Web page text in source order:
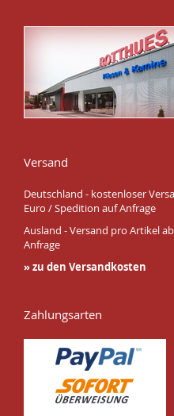
Versand
Deutschland - kostenloser
Euro / Spedition auf Anfrage
Ausland - Versand pro Artikel
Anfrage
» zu den Versandkosten
Zahlungsarten